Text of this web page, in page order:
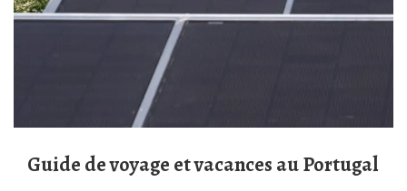
Guide de voyage et vacances au Portugal